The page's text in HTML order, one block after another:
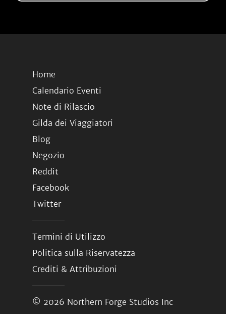
Home
Calendario Eventi
Note di Rilascio
Gilda dei Viaggiatori
Blog
Negozio
Reddit
Facebook
Twitter
Termini di Utilizzo
Politica sulla Riservatezza
Crediti & Attribuzioni
© 2026 Northern Forge Studios Inc